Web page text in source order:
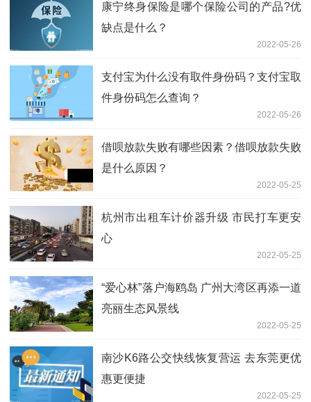
康宁终身保险是哪个保险公司的产品?优
缺点是什么？
2022-05-26
支付宝为什么没有取件身份码？支付宝取
件身份码怎么查询？
2022-05-26
借呗放款失败有哪些因素？借呗放款失败
是什么原因？
2022-05-25
杭州市出租车计价器升级 市民打车更安
心
2022-05-25
“爱心林”落户海鸥岛 广州大湾区再添一道
亮丽生态风景线
2022-05-25
南沙K6路公交快线恢复营运 去东莞更优
惠更便捷
2022-05-25